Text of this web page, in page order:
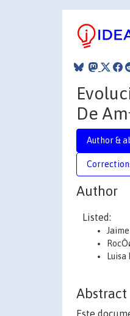
De
Author &
Author
Listed:
Abstract
Este